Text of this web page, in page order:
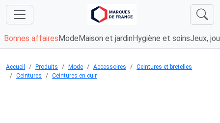
Bonnes affaires Mode Maison et jardin Hygiène et soinsJeux,
Accueil Produits Mode Accessoires
Ceintures et bretelles
Ceintures
Ceintures en cuir